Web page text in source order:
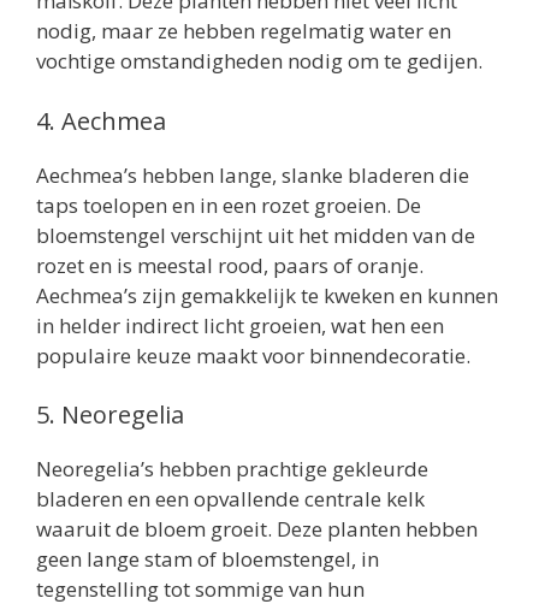
nodig, maar ze hebben regelmatig water en
vochtige omstandigheden nodig om te gedijen.
4. Aechmea
Aechmea’s hebben lange, slanke bladeren die
taps toelopen en in een rozet groeien. De
bloemstengel verschijnt uit het midden van de
rozet en is meestal rood, paars of oranje.
Aechmea’s zijn gemakkelijk te kweken en kunnen
in helder indirect licht groeien, wat hen een
populaire keuze maakt voor binnendecoratie.
5. Neoregelia
Neoregelia’s hebben prachtige gekleurde
bladeren en een opvallende centrale kelk
waaruit de bloem groeit. Deze planten hebben
geen lange stam of bloemstengel, in
tegenstelling tot sommige van hun